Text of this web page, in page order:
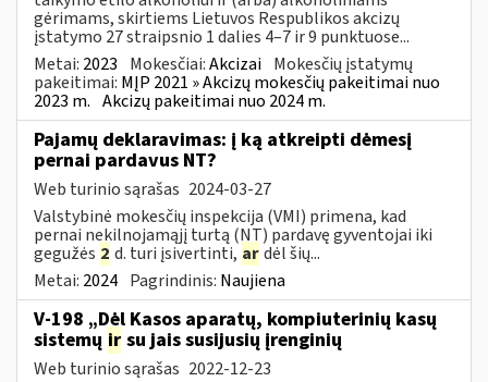
gėrimams, skirtiems Lietuvos Respublikos akcizų
įstatymo 27 straipsnio 1 dalies 4–7 ir 9 punktuose...
Metai: 2023 Mokesčiai:Akcizai Mokesčių įstatymų
pakeitimai: MĮP 2021 » Akcizų mokesčių pakeitimai nuo
2023 m. Akcizų pakeitimai nuo 2024 m.
Pajamų deklaravimas: į ką atkreipti dėmesį
pernai pardavus NT?
Web turinio sąrašas 2024-03-27
Valstybinė mokesčių inspekcija (VMI) primena, kad
pernai nekilnojamąjį turtą (NT) pardavę gyventojai iki
gegužės 2 d. turi įsivertinti, ardėl šių...
Metai: 2024 Pagrindinis: Naujiena
V-198 „Dėl Kasos aparatų, kompiuterinių kasų
sistemų ir su jais susijusių įrenginių
Web turinio sąrašas 2022-12-23